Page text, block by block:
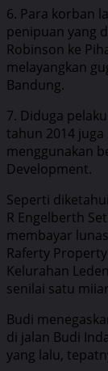
6. Para korban
penipuan yang
Robinson ke
melayangkan
Bandung.
7. Diduga
tahun 2014
menggunakan
Development.
Seperti
R Engelberth
membayar
Raferty
Kelurahan
senilai satu
Budi
di jalan Budi
yang lalu,